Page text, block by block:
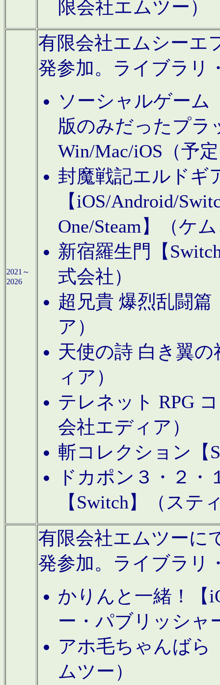
限会社エムツー）
2021～
2026
有限会社エムシーエ
発参加。ライブラリ
ソーシャルゲーム
版のみだったプラ
Win/Mac/iOS（予
封魔戦記エルドギ
【iOS/Android/
One/Steam】（ケ
新宿羅生門【
式会社）
超兄貴 爆烈乱闘篇
ア）
天使の詩 白き翼
ィア）
テレネット RPG
会社エディア）
斬コレクション【
ドカポン３・２
【Switch】（ステ
有限会社エムツーに
発参加。ライブラリ
かりんと一緒！【
ー・パブリッシャ
アホ毛ちゃんばら
ムツー）